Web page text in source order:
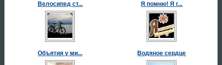
Велосипед ст... Я помню! Я г...
Объятия у ми... Водяное сердце